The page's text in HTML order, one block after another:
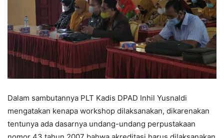
Dalam sambutannya PLT Kadis DPAD Inhil Yusnaldi
mengatakan kenapa workshop dilaksanakan, dikarenakan
tentunya ada dasarnya undang-undang perpustakaan